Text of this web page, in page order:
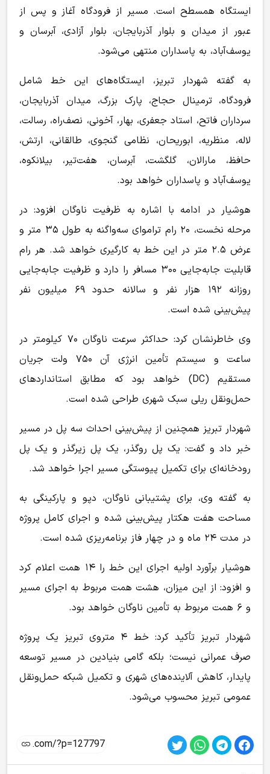
ایستگاه همسطح است. مسیر از فرودگاه آغاز و پس از
عبور از میدان و بلوار آذربایجان، بلوار آزادی، آبرسان و
یوسف‌آباد، به پاسداران منتهی می‌شود.
به گفته شهردار تبریز، ایستگاه‌های این خط شامل
فرودگاه، ترمینال حجاج، پارک بزرگ، میدان آذربایجان،
سرداران فاتح، استاد جعفری، بهار، آخونی، نصف‌راه، رسالت،
لاله، منظریه، ابوریحان، نظامی گنجوی، طالقانی، ارتش،
حافظ، مارالان، گلگشت، آبرسان، هفت‌تیر، بیلانکوه،
یوسف‌آباد و پاسداران خواهد بود.
هوشیار در ادامه با اشاره به ظرفیت ناوگان افزود: در
مرحله نخست، ۲۰ رام تراموای سه‌واگنه به طول ۳۵ متر و
عرض ۲.۵ متر در این خط به کارگیری خواهد شد. هر رام
قابلیت جابه‌جایی ۳۰۰ مسافر را دارد و ظرفیت جابه‌جایی
روزانه ۱۹۲ هزار نفر و سالانه حدود ۶۹ میلیون نفر
پیش‌بینی شده است.
وی خاطرنشان کرد: حداکثر سرعت ناوگان ۷۰ کیلومتر در
ساعت و سیستم تأمین انرژی آن ۷۵۰ ولت جریان
مستقیم (DC) خواهد بود که مطابق استانداردهای
حمل‌ونقل ریلی سبک شهری طراحی شده است.
شهردار تبریز همچنین از پیش‌بینی احداث سه پل در مسیر
خبر داد و گفت: یک پل روگذر، یک پل زیرگذر و یک پل
رودخانه‌ای برای تکمیل پیوستگی مسیر اجرا خواهد شد.
به گفته وی، برای پشتیبانی ناوگان، دپو و پارکینگی به
مساحت هفت هکتار پیش‌بینی شده و اجرای کامل پروژه
در مدت ۲۴ ماه و در چهار فاز برنامه‌ریزی شده است.
هوشیار برآورد اولیه اجرای این خط را ۱۴ همت اعلام کرد
و افزود: از این میزان، هشت همت مربوط به اجرای مسیر
و ۶ همت مربوط به تأمین ناوگان خواهد بود.
شهردار تبریز تأکید کرد: خط ۴ متروی تبریز یک پروژه
صرف عمرانی نیست؛ بلکه گامی بنیادین در مسیر توسعه
پایدار، کاهش آلاینده‌های شهری و تکمیل شبکه حمل‌ونقل
عمومی تبریز محسوب می‌شود.